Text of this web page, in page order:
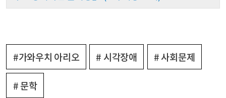
#가와우치 아리오 # 시각장애 # 사회문제
# 문학